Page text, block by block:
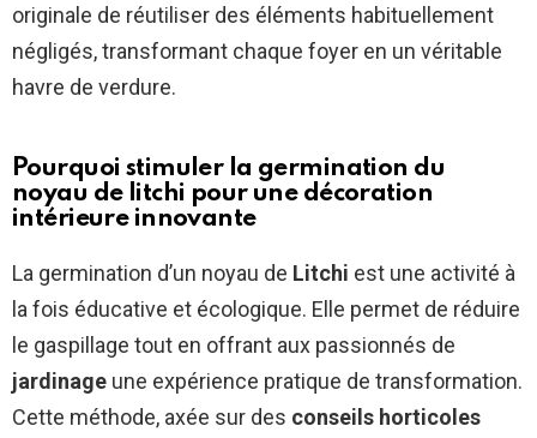
originale de réutiliser des éléments habituellement
négligés, transformant chaque foyer en un véritable
havre de verdure.
Pourquoi stimuler la germination du
noyau de litchi pour une décoration
intérieure innovante
La germination d’un noyau de Litchi est une activité à
la fois éducative et écologique. Elle permet de réduire
le gaspillage tout en offrant aux passionnés de
jardinage une expérience pratique de transformation.
Cette méthode, axée sur des conseils horticoles